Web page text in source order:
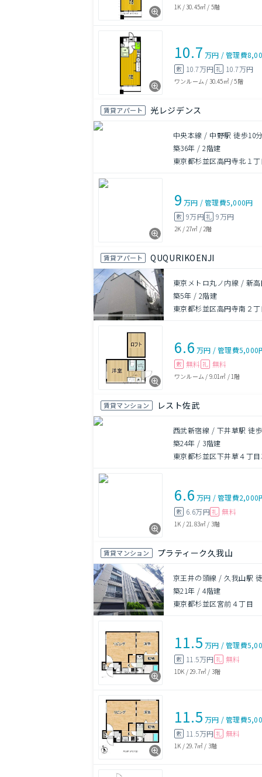
1K /30.45㎡ / 5階
10.7 万円 /管理費
敷 10.7万円 礼 10.7万円
ワンルーム / 30.45㎡/5階
賃貸アパート 光レジデンス
中央本線 / 中野駅 徒歩10分
築36年 /2階建
東京都杉並区高円寺北１丁
9 万円 /管理費5,000円
敷 9万円礼 9万円
2K / 27㎡ / 2階
賃貸アパート QUQURIKOENJI
東京メトロ丸ノ内線 / 新
築5年 / 2階建
東京都杉並区高円寺南２丁
6.6 万円 /管理費5,000
敷 無料 礼 無料
ワンルーム / 9.01㎡ / 1階
賃貸マンション レスト佐武
西武新宿線 / 下井草駅 徒
築24年 / 3階建
東京都杉並区下井草４丁目
6.6 万円 /管理費2,000
敷 6.6万円 礼 無料
1K / 21.83㎡ / 3階
賃貸マンション プラティーク久我山
京王井の頭線 / 久我山駅
築21年 /4階建
東京都杉並区宮前４丁目
11.5 万円 /管理費
敷 11.5万円 礼 無料
1DK / 29.7㎡ / 3階
11.5 万円 /管理費
敷 11.5万円 礼 無料
1K / 29.7㎡ / 3階